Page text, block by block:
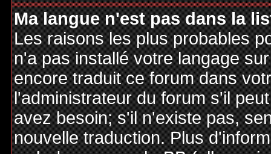
Ma langue n'est pas dans la
Les raisons les plus probables
n'a pas installé votre langage
encore traduit ce forum dans
l'administrateur du forum s'il
avez besoin; s'il n'existe pas,
nouvelle traduction. Plus